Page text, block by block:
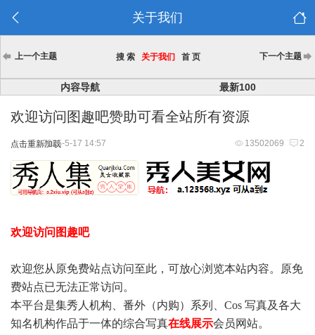
关于我们
上一个主题 搜 索 关于我们 首 页 下一个主题
内容导航 最新100
欢迎访问图趣吧赞助可看全站所有资源
点击重新加载 13502069 2
2025-5-17 14:57
欢迎访问图趣吧
欢迎您从原免费站点访问至此，可放心浏览本站内容。原免
费站点已无法正常访问。
本平台是集秀人机构、番外（内购）系列、Cos 写真及各大
知名机构作品于一体的综合写真在线展示会员网站。